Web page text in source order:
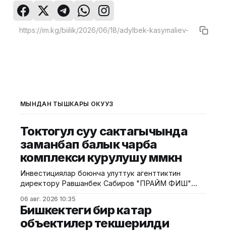
МЫНДАН ТЫШКАРЫ ОКУҢУЗ
Токтогул суу сактагычында
заманбап балык чарба
комплекси курулушу мүмкүн
Инвестициялар боюнча улуттук агенттиктин
директору Равшанбек Сабиров "ПРАЙМ ФИШ"
Түркия Республикасынын аквамаданият боюнча
инженери Эрдем Фарух менен жолугушту.
Агенттикттин маалыматына ылайык, жолугушууда
06 авг. 2026 10:35
Бишкектеги бир катар
объектилер текшерилди